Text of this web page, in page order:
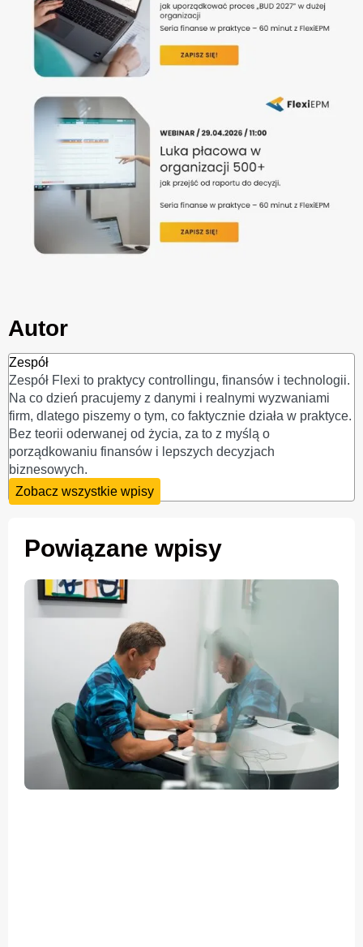
Autor
Zespół
Zespół Flexi to praktycy controllingu, finansów i technologii.
Na co dzień pracujemy z danymi i realnymi wyzwaniami
firm, dlatego piszemy o tym, co faktycznie działa w praktyce.
Bez teorii oderwanej od życia, za to z myślą o
porządkowaniu finansów i lepszych decyzjach
biznesowych.
Zobacz wszystkie wpisy
Powiązane wpisy